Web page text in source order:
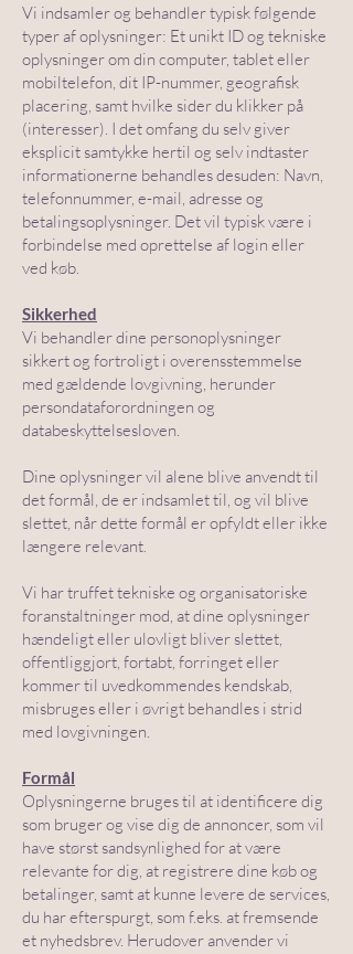
Vi indsamler og behandler typisk følgende
typer af oplysninger: Et unikt ID og tekniske
oplysninger om din computer, tablet eller
mobiltelefon, dit IP-nummer, geografisk
placering, samt hvilke sider du klikker på
(interesser). I det omfang du selv giver
eksplicit samtykke hertil og selv indtaster
informationerne behandles desuden: Navn,
telefonnummer, e-mail, adresse og
betalingsoplysninger. Det vil typisk være i
forbindelse med oprettelse af login eller
ved køb.
Sikkerhed
Vi behandler dine personoplysninger
sikkert og fortroligt i overensstemmelse
med gældende lovgivning, herunder
persondataforordningen og
databeskyttelsesloven.
Dine oplysninger vil alene blive anvendt til
det formål, de er indsamlet til, og vil blive
slettet, når dette formål er opfyldt eller ikke
længere relevant.
Vi har truffet tekniske og organisatoriske
foranstaltninger mod, at dine oplysninger
hændeligt eller ulovligt bliver slettet,
offentliggjort, fortabt, forringet eller
kommer til uvedkommendes kendskab,
misbruges eller i øvrigt behandles i strid
med lovgivningen.
Formål
Oplysningerne bruges til at identificere dig
som bruger og vise dig de annoncer, som vil
have størst sandsynlighed for at være
relevante for dig, at registrere dine køb og
betalinger, samt at kunne levere de services,
du har efterspurgt, som f.eks. at fremsende
et nyhedsbrev. Herudover anvender vi